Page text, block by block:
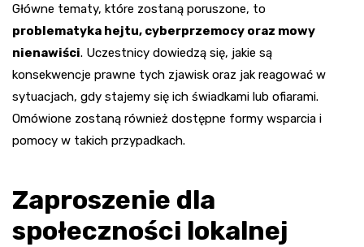
Główne tematy, które zostaną poruszone, to
problematyka hejtu, cyberprzemocy oraz mowy
nienawiści. Uczestnicy dowiedzą się, jakie są
konsekwencje prawne tych zjawisk oraz jak reagować w
sytuacjach, gdy stajemy się ich świadkami lub ofiarami.
Omówione zostaną również dostępne formy wsparcia i
pomocy w takich przypadkach.
Zaproszenie dla
społeczności lokalnej